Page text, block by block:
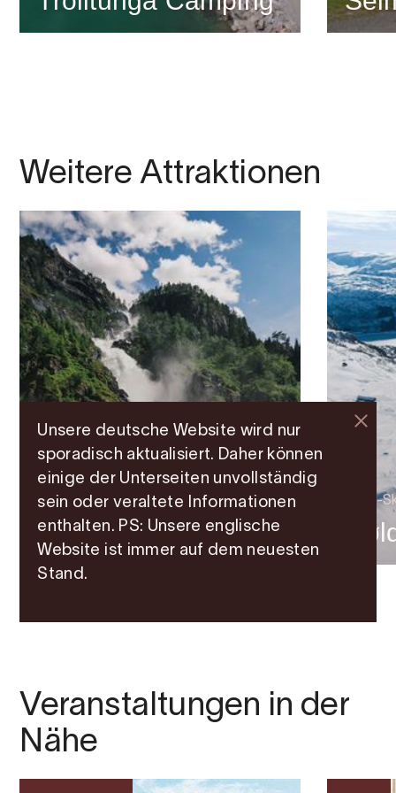
Weitere Attraktionen
Nationale Touristen-straßen
Låtefoss Wasserfall
Alpin-
Veranstaltungen in der
Nähe
Unsere deutsche Website wird nur
sporadisch aktualisiert. Daher können
einige der Unterseiten unvollständig
sein oder veraltete Informationen
enthalten. PS: Unsere englische
Website ist immer auf dem neuesten
Stand.